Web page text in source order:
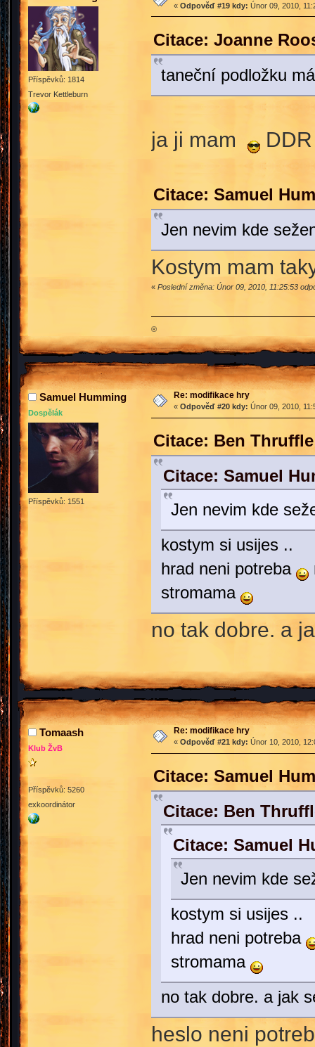
Příspěvků: 1814
Trevor Kettleburn
« Odpověď #19 kdy: Únor 09, 2010,
Citace: Joanne
taneční podložku
ja ji mam
Citace: Samuel
Jen nevim kde
Kostym mam
« Poslední změna: Únor 09, 2010, 11:25:53
®
Samuel Humming
Dospělák
Příspěvků: 1551
Re: modifikace hry
« Odpověď #20 kdy: Únor 09, 2010,
Citace: Ben
Citace: Samuel
Jen nevim kde
kostym si usijes ..
hrad neni potreba
stromama
no tak dobre. a
Tomaash
Klub ŽvB
Příspěvků: 5260
exkoordinátor
Re: modifikace hry
« Odpověď #21 kdy: Únor 10, 2010,
Citace: Samuel
Citace: Ben
Citace: Samuel
Jen nevim kde
kostym si usijes ..
hrad neni potreba
stromama
no tak dobre. a jak
heslo neni